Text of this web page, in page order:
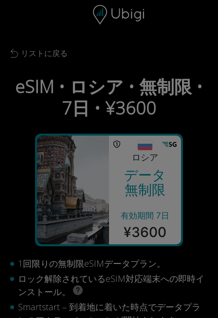
ナビゲーションバー フッター
Back to list
リストに戻る
eSIM • ロシア • 無制限 •
7日 • ¥3600
ロシア
データ
無制限
有効期間 7日
¥3600
1回限りの無制限eSIMデータプラン。
ロック解除されているeSIM対応端末への即時イ
ンストール。
Smartstart – 到着地に着いた時点でデータプラ